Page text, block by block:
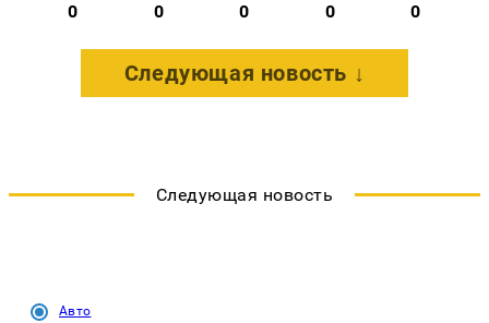
0 0 0 0 0
Следующая новость ↓
Следующая новость
Авто